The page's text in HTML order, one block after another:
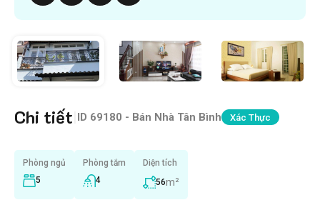
Chi tiết ID 69180 - Bán Nhà Tân Bình Xác Thực
Phòng ngủ
5
Phòng tắm
4
Diện tích
56m²